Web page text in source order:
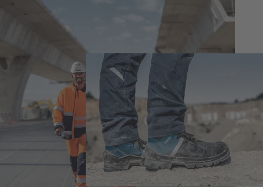
Strategic Business Units
Schutz von Kopf bis Fuß
Die uvex safety group umfasst sieben
Geschäftsfelder und bietet damit als eines
der wenigen Unternehmen in der
Arbeitsschutzbranche ein komplettes
Produktprogramm von Kopf bis Fuß. Die
Konzentration liegt dabei auf
zielgruppenspezifischen Produktlösungen
und -systemen: